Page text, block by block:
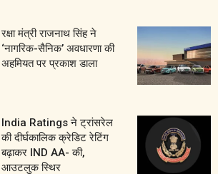
रक्षा मंत्री राजनाथ सिंह ने
‘नागरिक-सैनिक’ अवधारणा की
अहमियत पर प्रकाश डाला
India Ratings ने ट्रांसरेल
की दीर्घकालिक क्रेडिट रेटिंग
बढ़ाकर IND AA- की,
आउटलुक स्थिर